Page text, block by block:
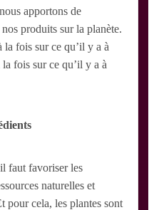
apportons de
produits sur la planète.
fois sur ce qu’il y a à
fois sur ce qu’il y a à
faut favoriser les
naturelles et
pour cela, les plantes sont